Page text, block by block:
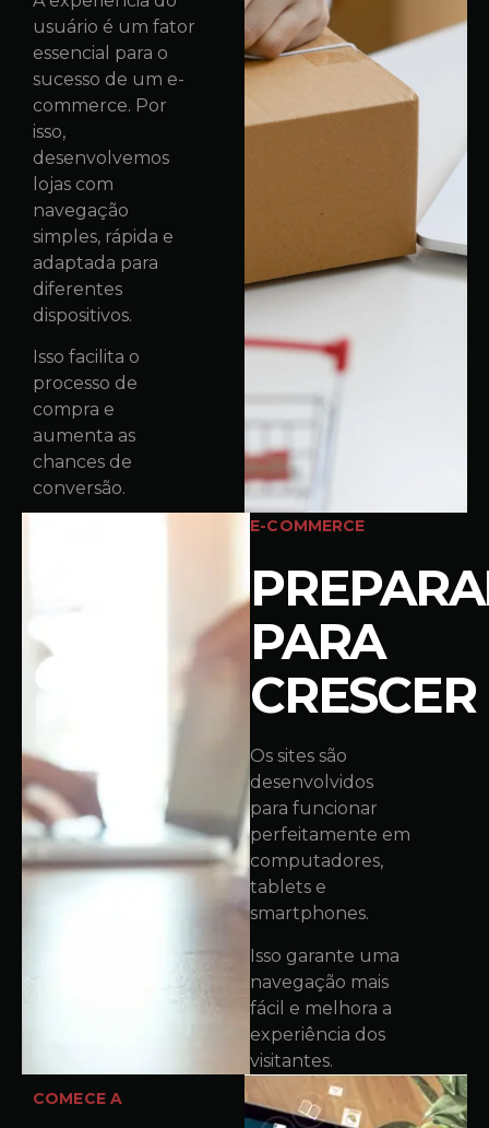
usuário é um fator
essencial para o
sucesso de um e-
commerce. Por
isso,
desenvolvemos
lojas com
navegação
simples, rápida e
adaptada para
diferentes
dispositivos.
Isso facilita o
processo de
compra e
aumenta as
chances de
conversão.
E-COMMERCE
PARA
CRESCER
Os sites são
desenvolvidos
para funcionar
perfeitamente em
computadores,
tablets e
smartphones.
Isso garante uma
navegação mais
fácil e melhora a
experiência dos
visitantes.
COMECE A